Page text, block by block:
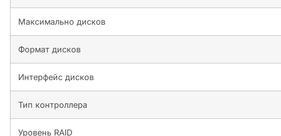
Максимально дисков
Формат дисков
Интерфейс дисков
Тип контроллера
Уровень RAID